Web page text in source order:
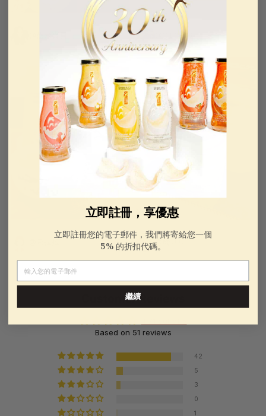
@QT0919
@蜜豆豆
Customer Reviews
Based on 51 reviews
42
5
3
0
1
立即註冊，享優惠
立即註冊您的電子郵件，我們將寄給您一個
5% 的折扣代碼。
電子郵件
繼續